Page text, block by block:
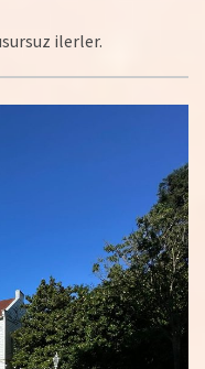
ilerler.